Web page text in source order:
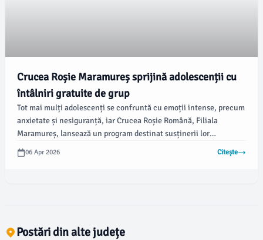
Crucea Roșie Maramureș sprijină adolescenții cu
întâlniri gratuite de grup
Tot mai mulți adolescenți se confruntă cu emoții intense, precum
anxietate și nesiguranță, iar Crucea Roșie Română, Filiala
Maramureș, lansează un program destinat susținerii lor
emoționale. Aceasta include întâlniri de grup gratuite, ce oferă
un spațiu de încredere, unde tinerii pot învăța să își gestioneze
06 Apr 2026 Citește
Postări din alte județe